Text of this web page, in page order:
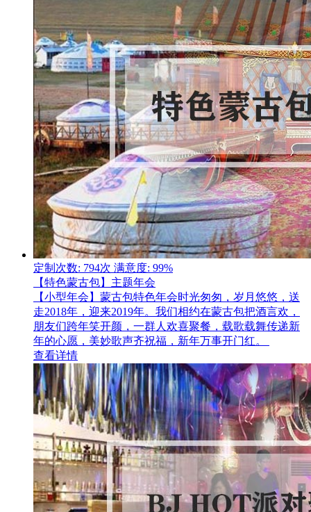
定制次数: 794次 满意度: 99%
【特色蒙古包】主题年会
【小型年会】蒙古包特色年会时光匆匆，岁月悠悠，送
走2018年，迎来2019年。我们相约在蒙古包把酒言欢，
朋友们跨年笑开颜，一群人欢喜聚餐，载歌载舞传递新
年的心愿，美妙歌声齐祝福，新年万事开门红。
查看详情